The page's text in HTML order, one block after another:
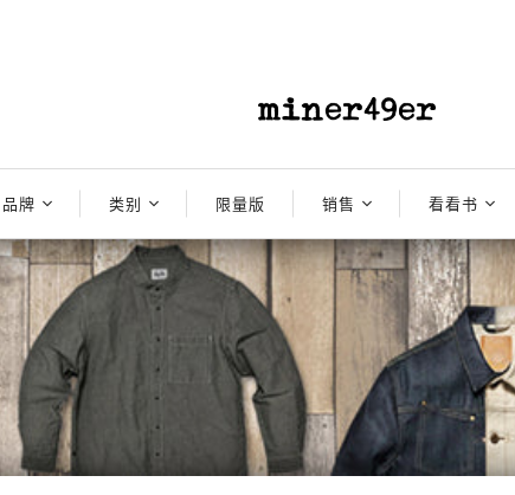
品牌
BZEN
东方灵感
遗产
航海与军事
橙色标签
升级再造
工作服
BZEN女士
遗产
航海与军事
橙色标签
升级再造
工作服
巴特罗
牛仔设计实验室
连体服
牛仔裤
衬衫
干货
包
腰带
类别
男士
连体服
夹克
牛仔裤 - 全部
牛仔裤 - 煮熟
牛仔裤 - 原色
工装裤
夹克
牛仔裤 - 煮熟
工装裤
衬衫
运动衫
包
腰带
图书
头部装备
限量版 销售
10% 折扣
20折优惠
25% 折扣
30% 折扣
35% 折扣
40% 折扣
看看书
2024
2023
2022
2021
2020